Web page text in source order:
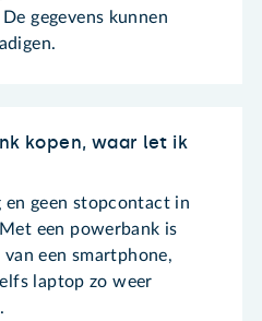
gegevens kunnen
kopen, waar let ik
en geen stopcontact in
een powerbank is
een smartphone,
laptop zo weer